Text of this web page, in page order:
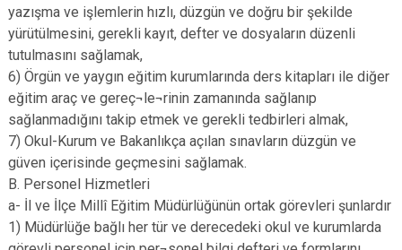
yazışma ve işlemlerin hızlı, düzgün ve doğru bir şekilde
yürütülmesini, gerekli kayıt, defter ve dosyaların düzenli
tutulmasını sağlamak,
6) Örgün ve yaygın eğitim kurumlarında ders kitapları ile diğer
eğitim araç ve gereç¬le¬rinin zamanında sağlanıp
sağlanmadığını takip etmek ve gerekli tedbirleri almak,
7) Okul-Kurum ve Bakanlıkça açılan sınavların düzgün ve
güven içerisinde geçmesini sağlamak.
B. Personel Hizmetleri
a- İl ve İlçe Millî Eğitim Müdürlüğünün ortak görevleri şunlardır
1) Müdürlüğe bağlı her tür ve derecedeki okul ve kurumlarda